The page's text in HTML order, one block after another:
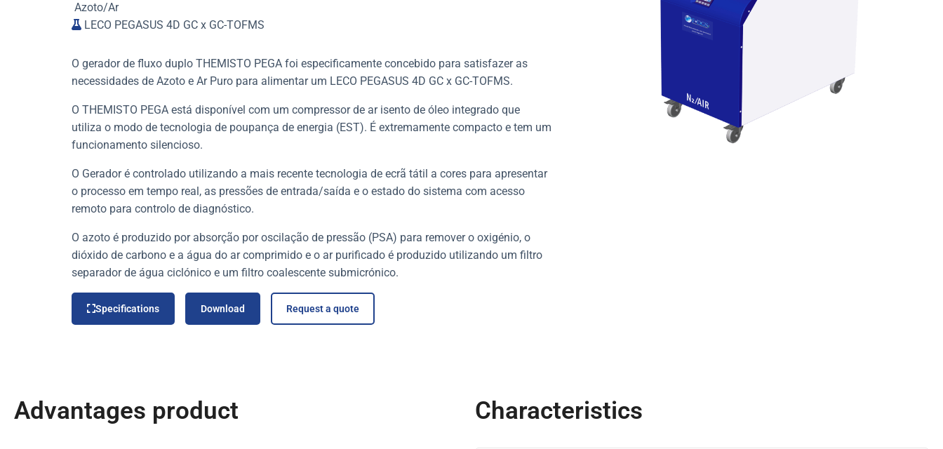
Azoto/Ar
LECO PEGASUS 4D GC x GC-TOFMS
O gerador de fluxo duplo THEMISTO PEGA foi especificamente concebido para satisfazer as
necessidades de Azoto e Ar Puro para alimentar um LECO PEGASUS 4D GC x GC-TOFMS.
O THEMISTO PEGA está disponível com um compressor de ar isento de óleo integrado que
utiliza o modo de tecnologia de poupança de energia (EST). É extremamente compacto e tem um
funcionamento silencioso.
O Gerador é controlado utilizando a mais recente tecnologia de ecrã tátil a cores para apresentar
o processo em tempo real, as pressões de entrada/saída e o estado do sistema com acesso
remoto para controlo de diagnóstico.
O azoto é produzido por absorção por oscilação de pressão (PSA) para remover o oxigénio, o
dióxido de carbono e a água do ar comprimido e o ar purificado é produzido utilizando um filtro
separador de água ciclónico e um filtro coalescente submicrónico.
Specifications Download Request a quote
Advantages product Characteristics